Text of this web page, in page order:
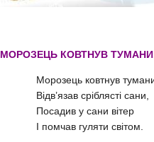
МОРОЗЕЦЬ КОВТНУВ
Морозець ковтнув
Відв’язав сріблясті сани,
Посадив у сани вітер
І помчав гуляти світом.